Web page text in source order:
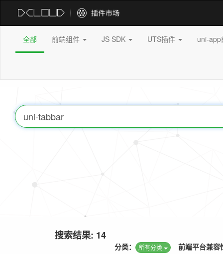
全部 前端组件 JS SDK UTS插件 uni-
搜索结果: 14
前端平台兼容
分类： 所有分类